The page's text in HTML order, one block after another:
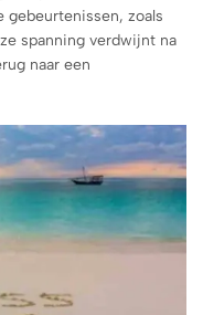
gebeurtenissen, zoals
spanning verdwijnt na
naar een